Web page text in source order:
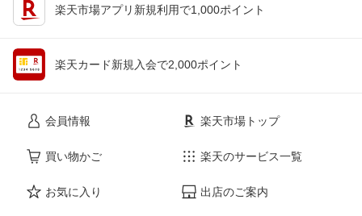
楽天市場アプリ新規利用で1,000ポイント
楽天カード新規入会で2,000ポイント
会員情報
買い物かご
お気に入り
楽天市場トップ
楽天のサービス一覧
出店のご案内